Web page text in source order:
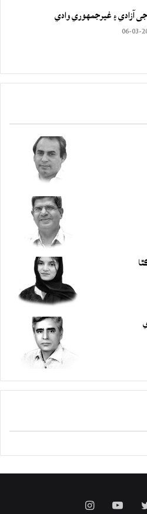
آزادي ۽ غيرجمھوري وادي
06-03-
Twitter
YouTube